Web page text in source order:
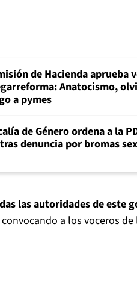
de Hacienda aprueba
Anatocismo,
a pymes
de Género ordena a la
denuncia por bromas
las autoridades de este
a los voceros